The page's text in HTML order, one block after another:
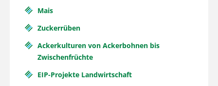
Mais
Zuckerrüben
Ackerkulturen von Ackerbohnen bis
Zwischenfrüchte
EIP-Projekte Landwirtschaft